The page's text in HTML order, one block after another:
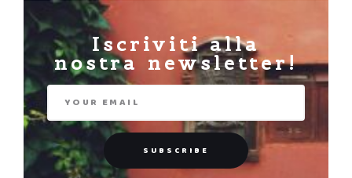
Iscriviti alla
nostra newsletter!